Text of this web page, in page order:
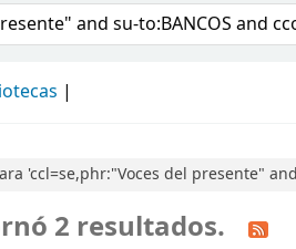
'ccl=se,phr:"Voces del presente"
2 resultados.